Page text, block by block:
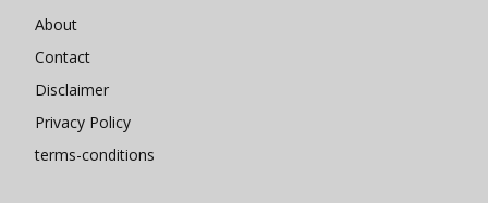
About
Contact
Disclaimer
Privacy Policy
terms-conditions